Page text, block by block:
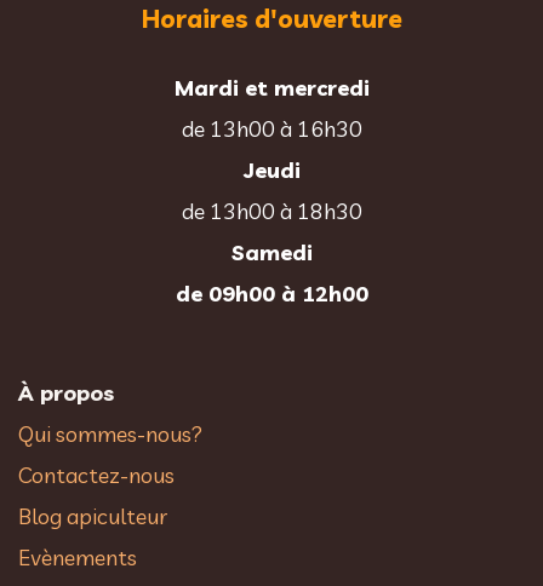
Horaires d'ouverture
Mardi et mercredi
de 13h00 à 16h30
Jeudi
de 13h00 à 18h30
Samedi
de 09h00 à 12h00
À propos
Qui sommes-nous?
Contactez-nous
Blog apiculteur
Evènements